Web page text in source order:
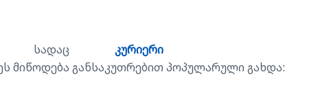
სადაც კურიერი
მიწოდება განსაკუთრებით პოპულარული გახდა: